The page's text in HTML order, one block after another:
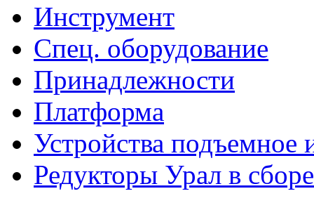
Инструмент
Спец. оборудование
Принадлежности
Платформа
Устройства
Редукторы Урал в сборе